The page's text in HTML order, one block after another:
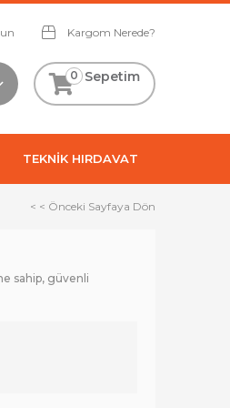
Kargom Nerede?
Sepetim
0
TEKNİK HIRDAVAT
< < Önceki Sayfaya Dön
sahip, güvenli